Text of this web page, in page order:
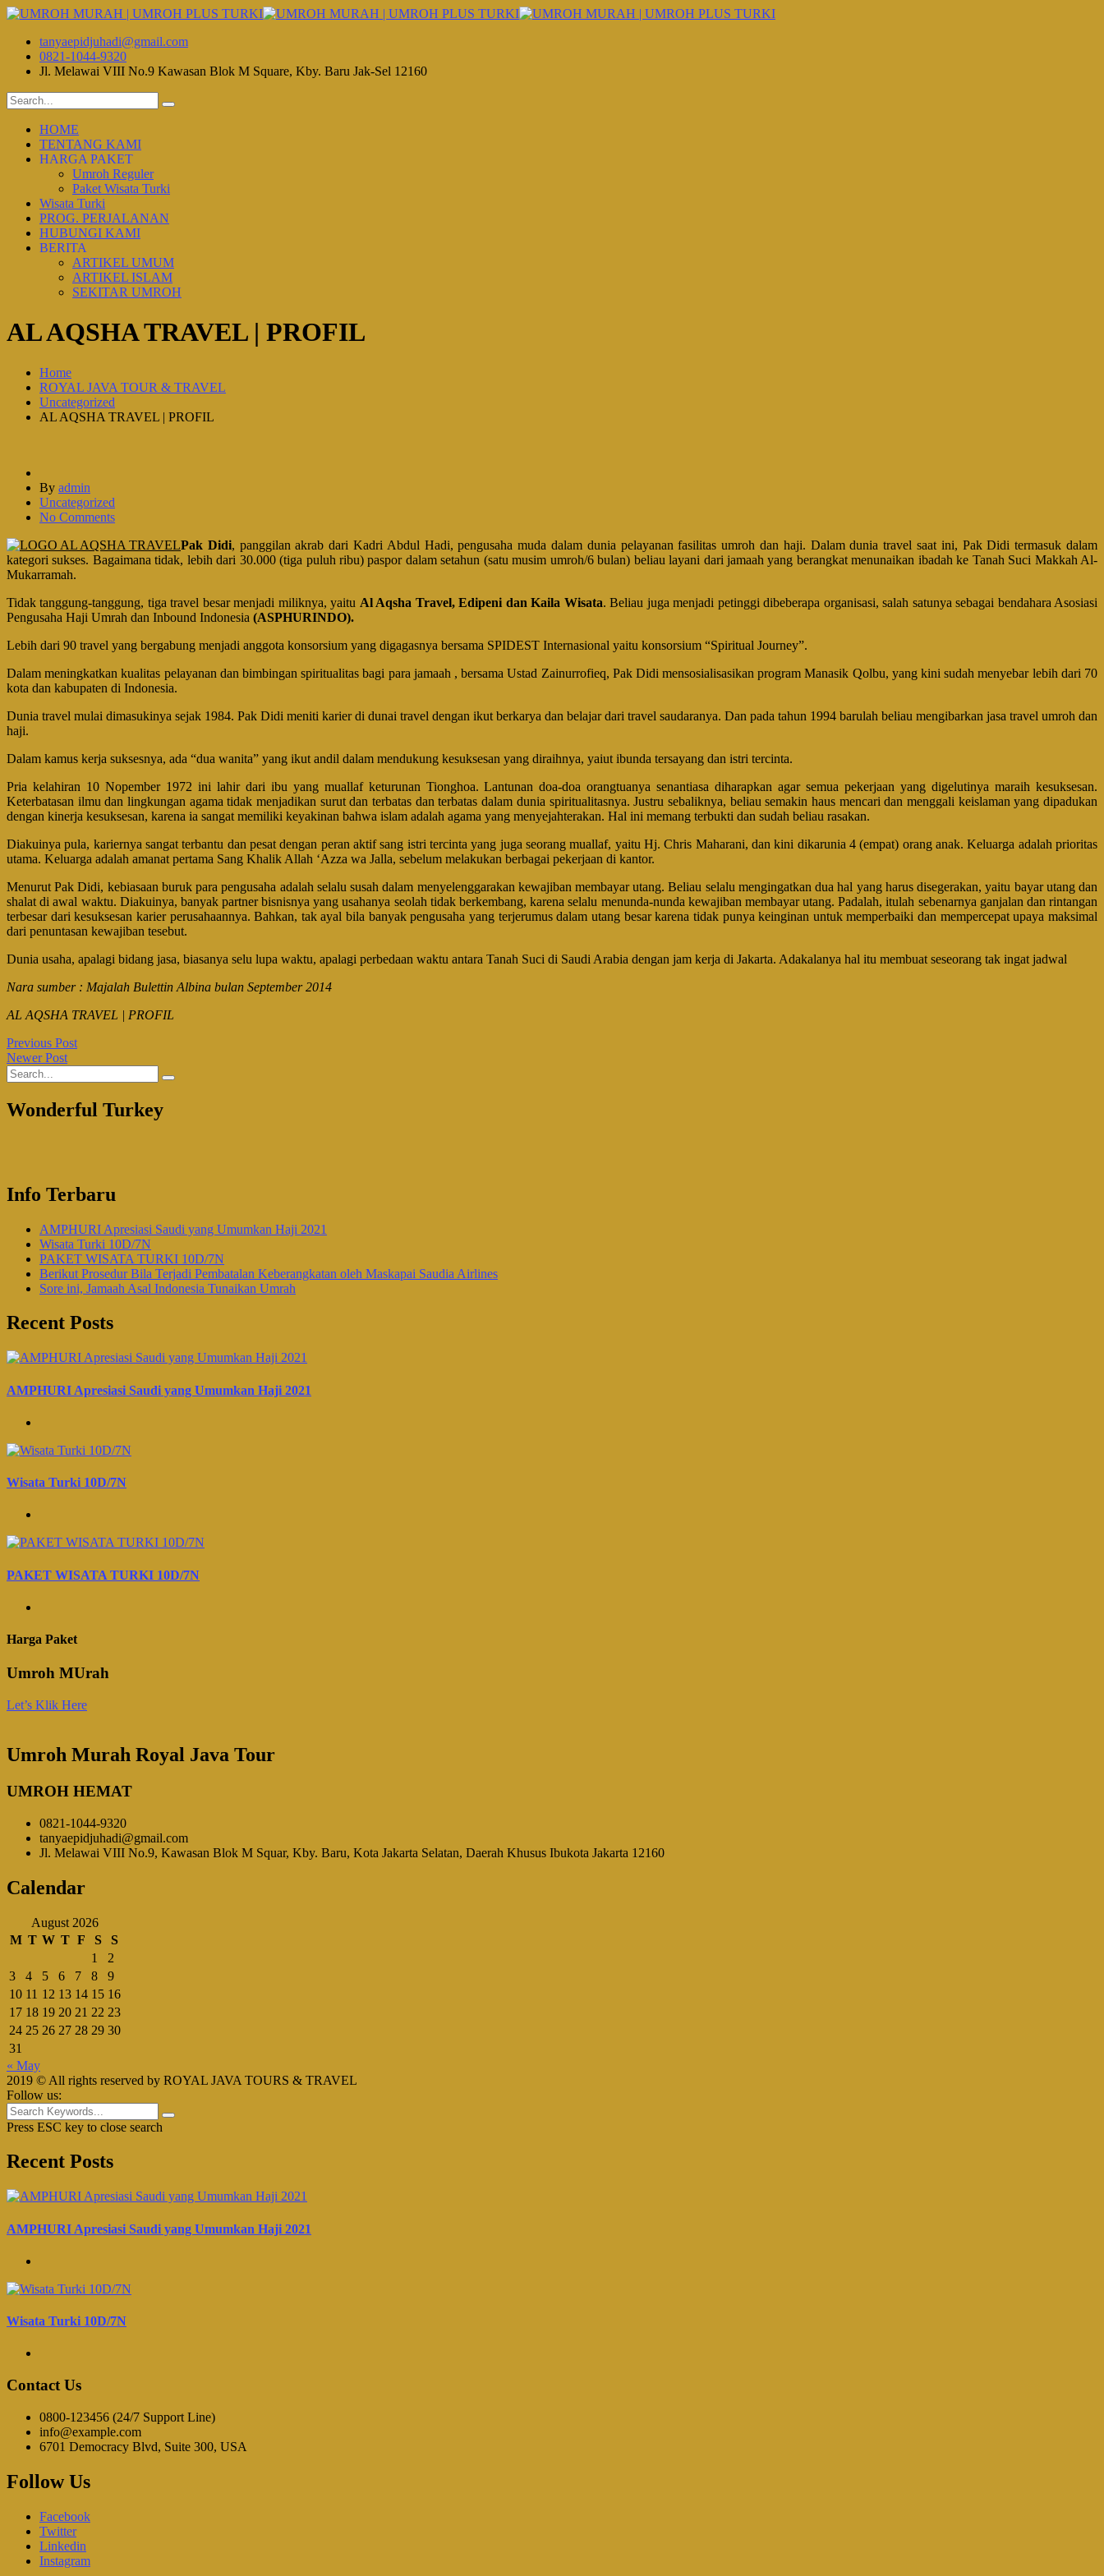
tanyaepidjuhadi@gmail.com
0821-1044-9320
Jl. Melawai VIII No.9 Kawasan Blok M Square, Kby. Baru Jak-Sel 12160
HOME
TENTANG KAMI
HARGA PAKET
Umroh Reguler
Paket Wisata Turki
Wisata Turki
PROG. PERJALANAN
HUBUNGI KAMI
BERITA
ARTIKEL UMUM
ARTIKEL ISLAM
SEKITAR UMROH
AL AQSHA TRAVEL | PROFIL
Home
ROYAL JAVA TOUR & TRAVEL
Uncategorized
AL AQSHA TRAVEL | PROFIL
By admin
Uncategorized
No Comments
Pak Didi, panggilan akrab dari Kadri Abdul Hadi, pengusaha muda dalam dunia pelayanan fasilitas umroh dan haji. Dalam dunia travel saat ini, Pak Didi termasuk dalam
kategori sukses. Bagaimana tidak, lebih dari 30.000 (tiga puluh ribu) paspor dalam setahun (satu musim umroh/6 bulan) beliau layani dari jamaah yang berangkat menunaikan ibadah ke Tanah Suci Makkah Al-
Mukarramah.
Tidak tanggung-tanggung, tiga travel besar menjadi miliknya, yaitu Al Aqsha Travel, Edipeni dan Kaila Wisata. Beliau juga menjadi petinggi dibeberapa organisasi, salah satunya sebagai bendahara Asosiasi
Pengusaha Haji Umrah dan Inbound Indonesia (ASPHURINDO).
Lebih dari 90 travel yang bergabung menjadi anggota konsorsium yang digagasnya bersama SPIDEST Internasional yaitu konsorsium “Spiritual Journey”.
Dalam meningkatkan kualitas pelayanan dan bimbingan spiritualitas bagi para jamaah , bersama Ustad Zainurrofieq, Pak Didi mensosialisasikan program Manasik Qolbu, yang kini sudah menyebar lebih dari 70
kota dan kabupaten di Indonesia.
Dunia travel mulai dimasukinya sejak 1984. Pak Didi meniti karier di dunai travel dengan ikut berkarya dan belajar dari travel saudaranya. Dan pada tahun 1994 barulah beliau mengibarkan jasa travel umroh dan
haji.
Dalam kamus kerja suksesnya, ada “dua wanita” yang ikut andil dalam mendukung kesuksesan yang diraihnya, yaiut ibunda tersayang dan istri tercinta.
Pria kelahiran 10 Nopember 1972 ini lahir dari ibu yang muallaf keturunan Tionghoa. Lantunan doa-doa orangtuanya senantiasa diharapkan agar semua pekerjaan yang digelutinya maraih kesuksesan.
Keterbatasan ilmu dan lingkungan agama tidak menjadikan surut dan terbatas dan terbatas dalam dunia spiritualitasnya. Justru sebaliknya, beliau semakin haus mencari dan menggali keislaman yang dipadukan
dengan kinerja kesuksesan, karena ia sangat memiliki keyakinan bahwa islam adalah agama yang menyejahterakan. Hal ini memang terbukti dan sudah beliau rasakan.
Diakuinya pula, kariernya sangat terbantu dan pesat dengan peran aktif sang istri tercinta yang juga seorang muallaf, yaitu Hj. Chris Maharani, dan kini dikarunia 4 (empat) orang anak. Keluarga adalah prioritas
utama. Keluarga adalah amanat pertama Sang Khalik Allah ‘Azza wa Jalla, sebelum melakukan berbagai pekerjaan di kantor.
Menurut Pak Didi, kebiasaan buruk para pengusaha adalah selalu susah dalam menyelenggarakan kewajiban membayar utang. Beliau selalu mengingatkan dua hal yang harus disegerakan, yaitu bayar utang dan
shalat di awal waktu. Diakuinya, banyak partner bisnisnya yang usahanya seolah tidak berkembang, karena selalu menunda-nunda kewajiban membayar utang. Padalah, itulah sebenarnya ganjalan dan rintangan
terbesar dari kesuksesan karier perusahaannya. Bahkan, tak ayal bila banyak pengusaha yang terjerumus dalam utang besar karena tidak punya keinginan untuk memperbaiki dan mempercepat upaya maksimal
dari penuntasan kewajiban tesebut.
Dunia usaha, apalagi bidang jasa, biasanya selu lupa waktu, apalagi perbedaan waktu antara Tanah Suci di Saudi Arabia dengan jam kerja di Jakarta. Adakalanya hal itu membuat seseorang tak ingat jadwal
Nara sumber : Majalah Bulettin Albina bulan September 2014
AL AQSHA TRAVEL | PROFIL
Previous Post
Newer Post
Wonderful Turkey
Info Terbaru
AMPHURI Apresiasi Saudi yang Umumkan Haji 2021
Wisata Turki 10D/7N
PAKET WISATA TURKI 10D/7N
Berikut Prosedur Bila Terjadi Pembatalan Keberangkatan oleh Maskapai Saudia Airlines
Sore ini, Jamaah Asal Indonesia Tunaikan Umrah
Recent Posts
AMPHURI Apresiasi Saudi yang Umumkan Haji 2021
Wisata Turki 10D/7N
PAKET WISATA TURKI 10D/7N
Harga Paket
Umroh MUrah
Let’s Klik Here
Umroh Murah Royal Java Tour
UMROH HEMAT
0821-1044-9320
tanyaepidjuhadi@gmail.com
Jl. Melawai VIII No.9, Kawasan Blok M Squar, Kby. Baru, Kota Jakarta Selatan, Daerah Khusus Ibukota Jakarta 12160
Calendar
August 2026
M T W T F S
S
1
2
3
4 5 6 7 8
9
10 11 12 13 14 15 16
17 18 19 20 21 22 23
24 25 26 27 28 29 30
31
« May
2019 © All rights reserved by ROYAL JAVA TOURS & TRAVEL
Follow us:
Press ESC key to close search
Recent Posts
AMPHURI Apresiasi Saudi yang Umumkan Haji 2021
Wisata Turki 10D/7N
Contact Us
0800-123456 (24/7 Support Line)
info@example.com
6701 Democracy Blvd, Suite 300, USA
Follow Us
Facebook
Twitter
Linkedin
Instagram